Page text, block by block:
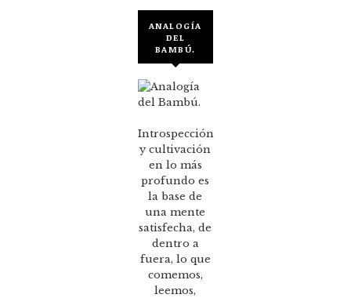
ANALOGÍA
DEL
BAMBÚ.
Introspección
y cultivación
en lo más
profundo es
la base de
una mente
satisfecha, de
dentro a
fuera, lo que
comemos,
leemos,